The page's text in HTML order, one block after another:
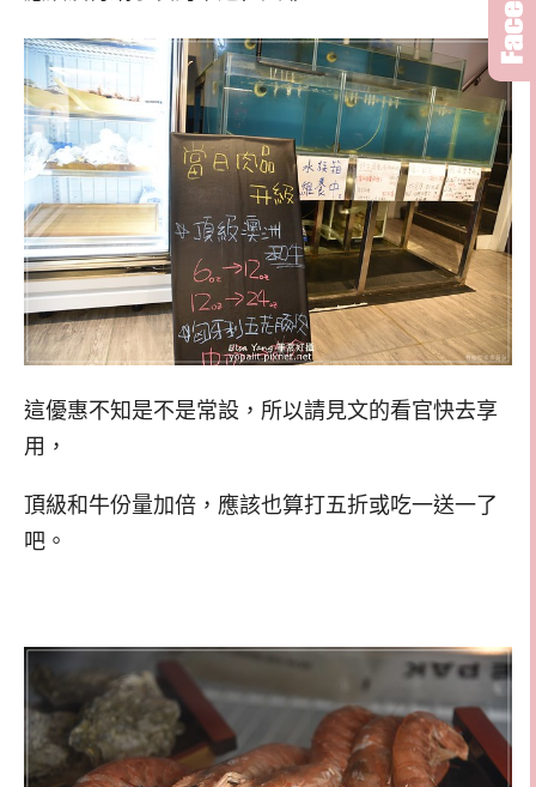
這優惠不知是不是常設，所以請見文的看官快去享
用，
頂級和牛份量加倍，應該也算打五折或吃一送一了
吧。